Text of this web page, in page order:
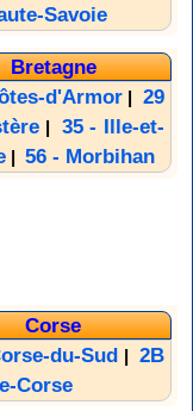
Savoie
Bretagne
d'Armor |29
| 35 - Ille-et-
|56 - Morbihan
Corse
du-Sud |2B
Corse